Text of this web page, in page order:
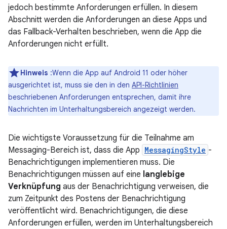
jedoch bestimmte Anforderungen erfüllen. In diesem
Abschnitt werden die Anforderungen an diese Apps und
das Fallback-Verhalten beschrieben, wenn die App die
Anforderungen nicht erfüllt.
Hinweis :Wenn die App auf Android 11 oder höher
ausgerichtet ist, muss sie den in den API-Richtlinien
beschriebenen Anforderungen entsprechen, damit ihre
Nachrichten im Unterhaltungsbereich angezeigt werden.
Die wichtigste Voraussetzung für die Teilnahme am
Messaging-Bereich ist, dass die App MessagingStyle -
Benachrichtigungen implementieren muss. Die
Benachrichtigungen müssen auf eine langlebige
Verknüpfung aus der Benachrichtigung verweisen, die
zum Zeitpunkt des Postens der Benachrichtigung
veröffentlicht wird. Benachrichtigungen, die diese
Anforderungen erfüllen, werden im Unterhaltungsbereich